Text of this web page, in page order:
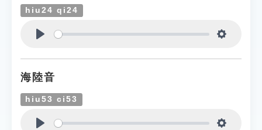
hiu24 qi24
海陸音
hiu53 ci53